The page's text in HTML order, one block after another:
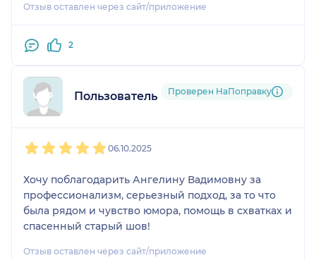
Отзыв оставлен через сайт/приложение
2
Пользователь НаПоправку
Проверен НаПоправку
06.10.2025
Хочу поблагодарить Ангелину Вадимовну за
профессионализм, серьезный подход, за то что
была рядом и чувство юмора, помощь в схватках и
спасенный старый шов!
Отзыв оставлен через сайт/приложение